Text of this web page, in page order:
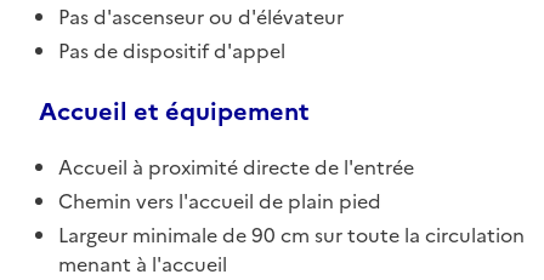
Pas d'ascenseur ou d'élévateur
Pas de dispositif d'appel
Accueil et équipement
Accueil à proximité directe de l'entrée
Chemin vers l'accueil de plain pied
Largeur minimale de 90 cm sur toute la circulation
menant à l'accueil